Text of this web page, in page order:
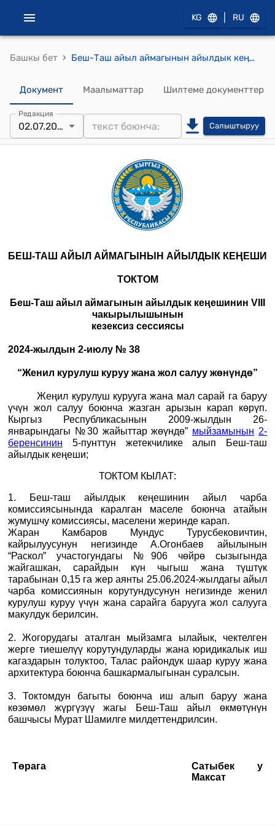
KG RU
Башкы бет › Беш-Таш айыл аймагынын айылдык кеңешинин 2024-жылдын 2-июлундагы № 38 “Женил курулуш куруу жана жол салуу жөнүндө” токтому
Документ Маалыматтар Шилтеме документтер
Редакция
02.07.2024 Салыштыруу